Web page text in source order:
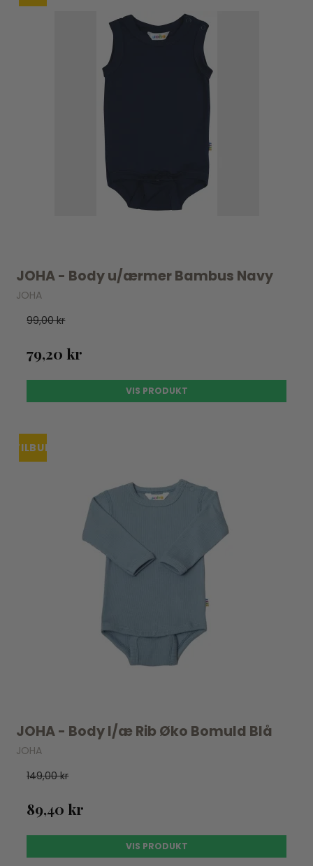
JOHA - Body u/ærmer Bambus Navy
JOHA
99,00 kr
79,20 kr
VIS PRODUKT
TILBUD
JOHA - Body l/æ Rib Øko Bomuld Blå
JOHA
149,00 kr
89,40 kr
VIS PRODUKT